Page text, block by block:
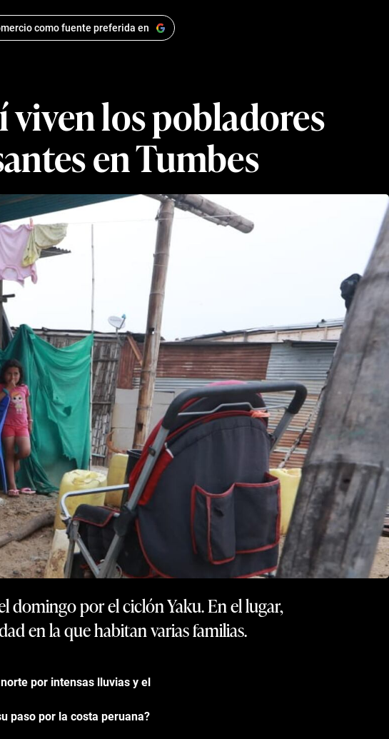
como fuente preferida en
viven los pobladores
en Tumbes
domingo por el ciclón Yaku. En el lugar,
en la que habitan varias familias.
por intensas lluvias y el
paso por la costa peruana?